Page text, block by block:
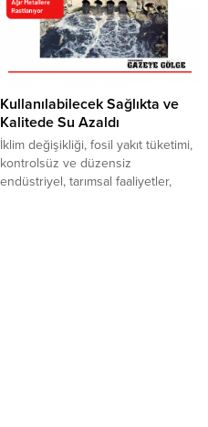
yüksek enflasyon karşısında
erimeye devam ettiğini ve icra
dairelerindeki dosya sayısının 23,2
milyona ulaştığını ifade eden
bireysel kredilere...
Kullanılabilecek Sağlıkta ve
Kalitede Su Azaldı
İklim değişikliği, fosil yakıt tüketimi,
kontrolsüz ve düzensiz
endüstriyel, tarımsal faaliyetler,